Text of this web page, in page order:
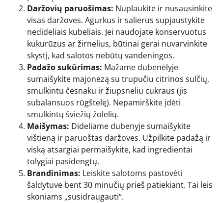
Daržovių paruošimas: Nuplaukite ir nusausinkite
visas daržoves. Agurkus ir salierus supjaustykite
nedideliais kubeliais. Jei naudojate konservuotus
kukurūzus ar žirnelius, būtinai gerai nuvarvinkite
skystį, kad salotos nebūtų vandeningos.
Padažo sukūrimas: Mažame dubenėlyje
sumaišykite majonezą su trupučiu citrinos sulčių,
smulkintu česnaku ir žiupsneliu cukraus (jis
subalansuos rūgštelę). Nepamirškite įdėti
smulkintų šviežių žolelių.
Maišymas: Dideliame dubenyje sumaišykite
vištieną ir paruoštas daržoves. Užpilkite padažą ir
viską atsargiai permaišykite, kad ingredientai
tolygiai pasidengtų.
Brandinimas: Leiskite salotoms pastovėti
šaldytuve bent 30 minučių prieš patiekiant. Tai leis
skoniams „susidraugauti“.